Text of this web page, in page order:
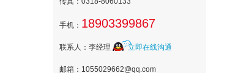
手机： 18903399867
联系人：李经理 立即在线沟通
邮箱：1055029662@qq.com